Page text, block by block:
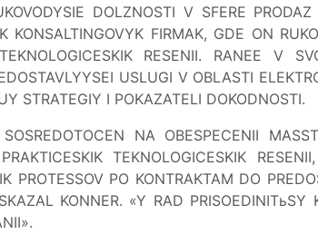
DOLZNOSTI V SFERE
FIRMAK, GDE ON
RESENII. RANEE V
USLUGI V OBLASTI
STRATEGIY I POKAZATELI DOKODNOSTI.
NA OBESPECENII
TEKNOLOGICESKIK
PROTESSOV PO KONTRAKTAM DO
KONNER. «Y RAD